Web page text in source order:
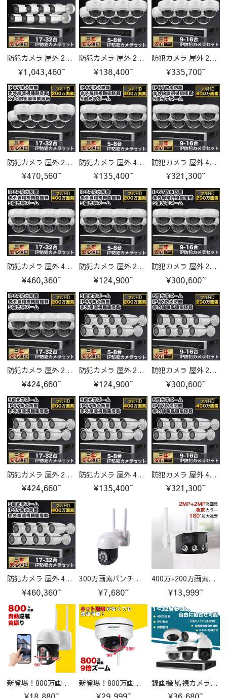
防犯カメラ 屋外 200万画素 光学レンズ搭載 IP66防塵防水 IPカメラ 17-32台セット
¥1,043,460~
防犯カメラ 屋外 200万画素 光学レンズ搭載 IP67防塵防水 IPカメラ 5-8台セット
¥138,400~
防犯カメラ 屋外 200万画素 光学レンズ搭載 IP67防塵防水 IPカメラ 9-16台セット
¥335,700~
防犯カメラ 屋外 200万画素 光学レンズ搭載 IP67防塵防水 IPカメラ 17-32台セット
¥470,560~
防犯カメラ 屋外 400万画素 光学レンズ搭載 IP67防塵防水 IPカメラ 5-8台セット
¥135,400~
防犯カメラ 屋外 400万画素 光学レンズ搭載 IP67防塵防水 IPカメラ 9-16台セット
¥321,300~
防犯カメラ 屋外 400万画素 光学レンズ搭載 IP67防塵防水 IPカメラ 17-32台セット
¥460,360~
防犯カメラ 屋外 200万画素 光学レンズ搭載 IP67防塵防水 IPカメラ 5-8台セット
¥124,900~
防犯カメラ 屋外 200万画素 光学レンズ搭載 IP67防塵防水 IPカメラ 9-16台セット
¥300,600~
防犯カメラ 屋外 200万画素 光学レンズ搭載 IP67防塵防水 IPカメラ 17-32台セット
¥424,660~
防犯カメラ 屋外 200万画素 光学レンズ搭載 IP67防塵防水 IPカメラ 5-8台セット
¥124,900~
防犯カメラ 屋外 200万画素 光学レンズ搭載 IP67防塵防水 IPカメラ 9-16台セット
¥300,600~
防犯カメラ 屋外 200万画素 光学レンズ搭載 IP67防塵防水 IPカメラ 17-32台セット
¥424,660~
防犯カメラ 屋外 400万画素 光学レンズ搭載 IP67防塵防水 IPカメラ 5-8台セット
¥135,400~
防犯カメラ 屋外 400万画素 光学レンズ搭載 IP67防塵防水 IPカメラ 9-16台セット
¥321,300~
防犯カメラ 屋外 400万画素 光学レンズ搭載 IP67防塵防水 IPカメラ 17-32台セット
¥460,360~
300万画素パンチルト対応で範囲調整可能！C-P3
¥7,680~
400万+200万画素高画質双目防犯カメラ！Q1
¥13,999~
新登場！800万画素の超鮮明映像防犯カメラ！GB213V 新登場！800万画素ドーム型防犯カメラ！GB220V 録画機 監視カメラ 最大32台の映像を監視/録画 最大10TB HDD まで対応 録画装置 音声録音 日本語 防犯対策 設置